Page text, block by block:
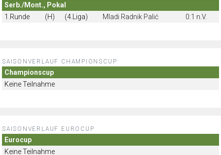
Serb./Mont., Pokal
1.Runde
(H) (4.Liga) Mladi Radnik Palić 0:1 n.V.
SAISONVERLAUF CHAMPIONSCUP
Championscup
Keine Teilnahme
SAISONVERLAUF EUROCUP
Eurocup
Keine Teilnahme